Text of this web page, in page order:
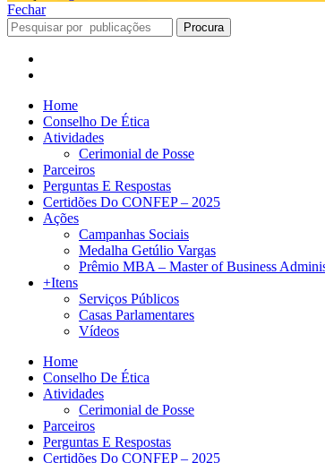
Fechar
Procura
Home
Conselho De Ética
Atividades
Cerimonial de Posse
Parceiros
Perguntas E Respostas
Certidões Do CONFEP – 2025
Ações
Campanhas Sociais
Medalha Getúlio Vargas
Prêmio MBA – Master of Business
+Itens
Serviços Públicos
Casas Parlamentares
Vídeos
Home
Conselho De Ética
Atividades
Cerimonial de Posse
Parceiros
Perguntas E Respostas
Certidões Do CONFEP – 2025